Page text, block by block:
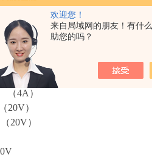
欢迎您！
来自局域网的朋友！有什
助您的吗？
1KVA，Ⅱ路200VA
压以220V输入为基准）
（4A）
）
）
）
4A）
20V）
）